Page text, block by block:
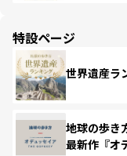
特設ページ
世界遺産ラ
地球の歩き
最新作『オ